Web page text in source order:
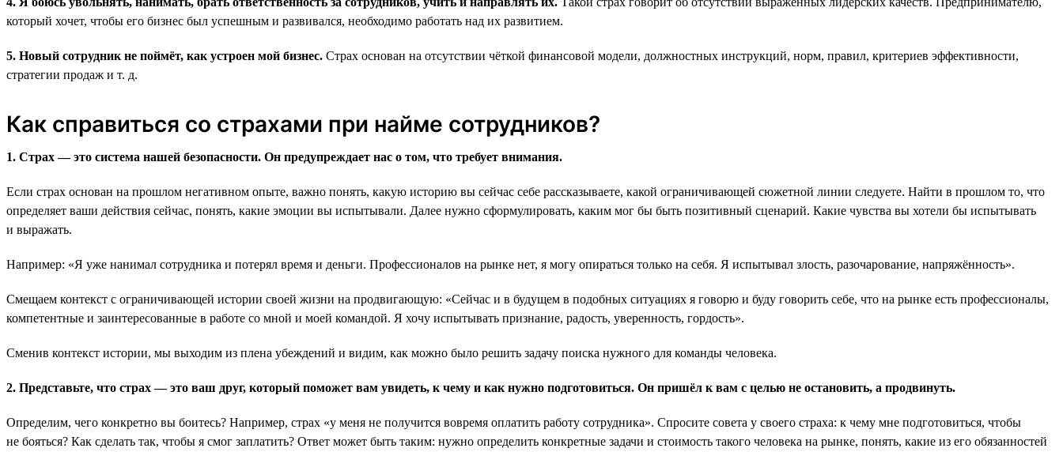
который хочет, чтобы его бизнес был успешным и развивался, необходимо работать над их развитием.
5. Новый сотрудник не поймёт, как устроен мой бизнес. Страх основан на отсутствии чёткой финансовой модели, должностных инструкций, норм, правил, критериев эффективности,
стратегии продаж и т. д.
Как справиться со страхами при найме сотрудников?
1. Страх — это система нашей безопасности. Он предупреждает нас о том, что требует внимания.
Если страх основан на прошлом негативном опыте, важно понять, какую историю вы сейчас себе рассказываете, какой ограничивающей сюжетной линии следуете. Найти в прошлом то, что
определяет ваши действия сейчас, понять, какие эмоции вы испытывали. Далее нужно сформулировать, каким мог бы быть позитивный сценарий. Какие чувства вы хотели бы испытывать
и выражать.
Например: «Я уже нанимал сотрудника и потерял время и деньги. Профессионалов на рынке нет, я могу опираться только на себя. Я испытывал злость, разочарование, напряжённость».
Смещаем контекст с ограничивающей истории своей жизни на продвигающую: «Сейчас и в будущем в подобных ситуациях я говорю и буду говорить себе, что на рынке есть профессионалы,
компетентные и заинтересованные в работе со мной и моей командой. Я хочу испытывать признание, радость, уверенность, гордость».
Сменив контекст истории, мы выходим из плена убеждений и видим, как можно было решить задачу поиска нужного для команды человека.
2. Представьте, что страх — это ваш друг, который поможет вам увидеть, к чему и как нужно подготовиться. Он пришёл к вам с целью не остановить, а продвинуть.
Определим, чего конкретно вы боитесь? Например, страх «у меня не получится вовремя оплатить работу сотрудника». Спросите совета у своего страха: к чему мне подготовиться, чтобы
не бояться? Как сделать так, чтобы я смог заплатить? Ответ может быть таким: нужно определить конкретные задачи и стоимость такого человека на рынке, понять, какие из его обязанностей